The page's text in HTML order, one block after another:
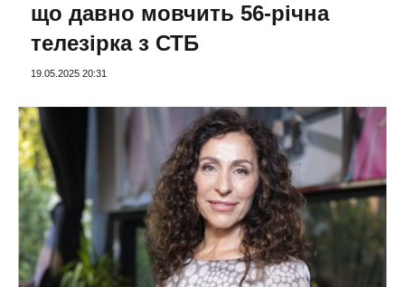
що давно мовчить 56-річна
телезірка з СТБ
19.05.2025 20:31